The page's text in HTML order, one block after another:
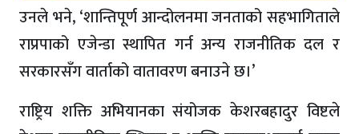
उनले भने, ‘शान्तिपूर्ण आन्दोलनमा जनताको सहभागिताले
राप्रपाको एजेन्डा स्थापित गर्न अन्य राजनीतिक दल र
सरकारसँग वार्ताको वातावरण बनाउने छ।’
राष्ट्रिय शक्ति अभियानका संयोजक केशरबहादुर विष्टले